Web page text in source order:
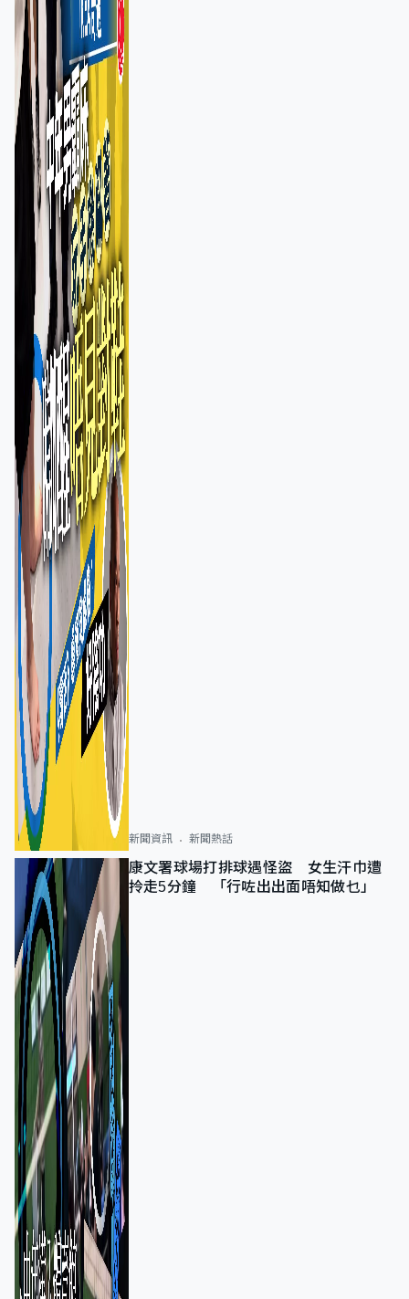
新聞資訊 新聞熱話
康文署球場打排球遇怪盜 女生汗巾遭
拎走5分鐘 「行咗出出面唔知做乜」